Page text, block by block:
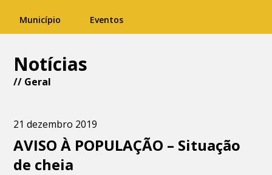
Município Eventos
Notícias
// Geral
21 dezembro 2019
AVISO À POPULAÇÃO – Situação
de cheia